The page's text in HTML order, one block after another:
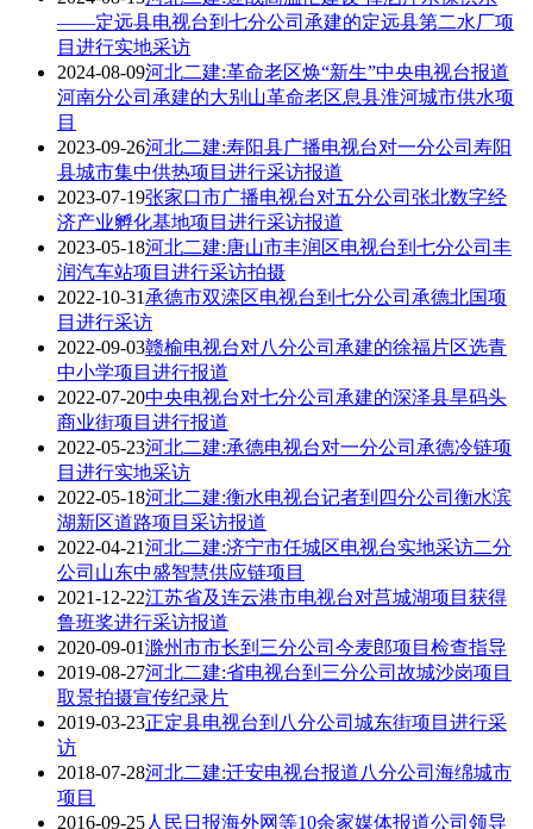
——定远县电视台到七分公司承建的定远县第二水厂项
目进行实地采访
2024-08-09河北二建:革命老区焕“新生”中央电视台报道
河南分公司承建的大别山革命老区息县淮河城市供水项
目
2023-09-26河北二建:寿阳县广播电视台对一分公司寿阳
县城市集中供热项目进行采访报道
2023-07-19张家口市广播电视台对五分公司张北数字经
济产业孵化基地项目进行采访报道
2023-05-18河北二建:唐山市丰润区电视台到七分公司丰
润汽车站项目进行采访拍摄
2022-10-31 承德市双滦区电视台到七分公司承德北国项
目进行采访
2022-09-03赣榆电视台对八分公司承建的徐福片区选青
中小学项目进行报道
2022-07-20中央电视台对七分公司承建的深泽县旱码头
商业街项目进行报道
2022-05-23河北二建:承德电视台对一分公司承德冷链项
目进行实地采访
2022-05-18河北二建:衡水电视台记者到四分公司衡水滨
湖新区道路项目采访报道
2022-04-21河北二建:济宁市任城区电视台实地采访二分
公司山东中盛智慧供应链项目
2021-12-22江苏省及连云港市电视台对莒城湖项目获得
鲁班奖进行采访报道
2020-09-01滁州市市长到三分公司今麦郎项目检查指导
2019-08-27河北二建:省电视台到三分公司故城沙岗项目
取景拍摄宣传纪录片
2019-03-23正定县电视台到八分公司城东街项目进行采
访
2018-07-28河北二建:迁安电视台报道八分公司海绵城市
项目
2016-09-25人民日报海外网等10余家媒体报道公司领导